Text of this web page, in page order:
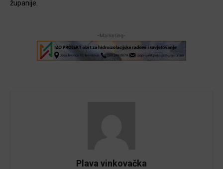
županije.
-Marketing-
Plava vinkovačka